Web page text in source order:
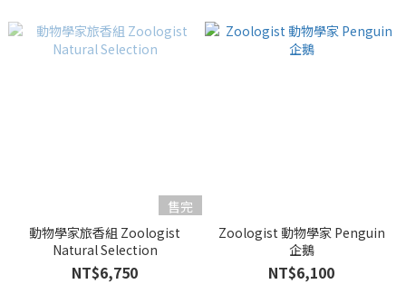
售完
動物學家旅香組 Zoologist
Natural Selection
NT$6,750
Zoologist 動物學家 Penguin
企鵝
NT$6,100